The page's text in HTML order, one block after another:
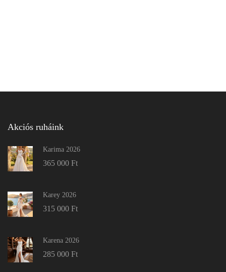
Akciós ruháink
Karima 2026
365 000 Ft
Karey 2026
315 000 Ft
Karena 2026
285 000 Ft